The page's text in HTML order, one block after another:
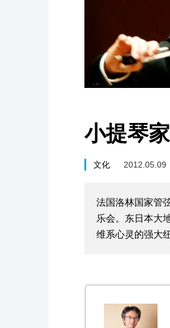
小提琴
文化 2012.05.09
法国洛林国家管
乐会。东日本大
维系心灵的强大